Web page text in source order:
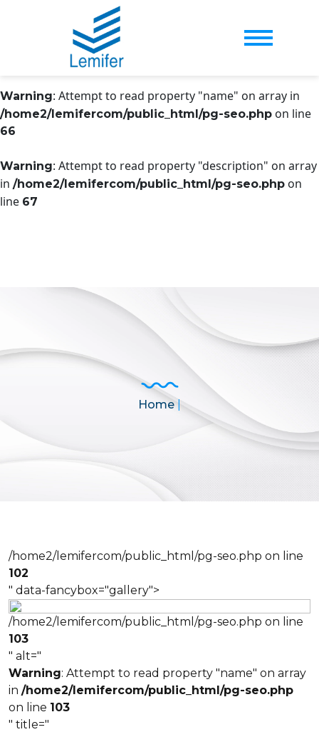
: Attempt to read property "name" on array in
/home2/lemifercom/public_html/pg-seo.phpon line
Warning: Attempt to read property "name" on array in
/home2/lemifercom/public_html/pg-seo.php on line
66
Warning: Attempt to read property "description" on array
in /home2/lemifercom/public_html/pg-seo.php on
line 67
Home |
/home2/lemifercom/public_html/pg-seo.php on line
102
" data-fancybox="gallery">
/home2/lemifercom/public_html/pg-seo.php on line
103
" alt="
Warning: Attempt to read property "name" on array
in /home2/lemifercom/public_html/pg-seo.php
on line 103
" title="